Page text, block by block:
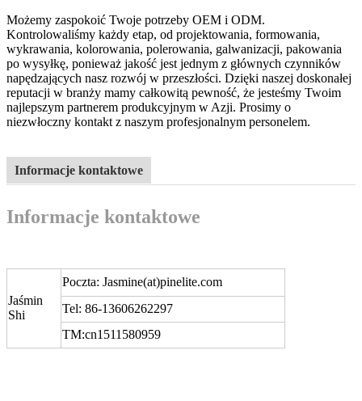
Możemy zaspokoić Twoje potrzeby OEM i ODM.
Kontrolowaliśmy każdy etap, od projektowania, formowania,
wykrawania, kolorowania, polerowania, galwanizacji, pakowania
po wysyłkę, ponieważ jakość jest jednym z głównych czynników
napędzających nasz rozwój w przeszłości. Dzięki naszej doskonałej
reputacji w branży mamy całkowitą pewność, że jesteśmy Twoim
najlepszym partnerem produkcyjnym w Azji. Prosimy o
niezwłoczny kontakt z naszym profesjonalnym personelem.
Informacje kontaktowe
Informacje kontaktowe
Jaśmin
Shi
Poczta: Jasmine(at)pinelite.com
Tel: 86-13606262297
TM:cn1511580959